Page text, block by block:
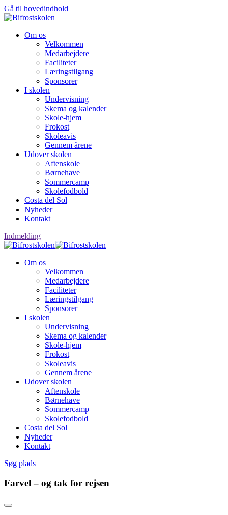
Gå til hovedindhold
Om os
Velkommen
Medarbejdere
Faciliteter
Læringstilgang
Sponsorer
I skolen
Undervisning
Skema og kalender
Skole-hjem
Frokost
Skoleavis
Gennem årene
Udover skolen
Aftenskole
Børnehave
Sommercamp
Skolefodbold
Costa del Sol
Nyheder
Kontakt
Indmelding
Om os
Velkommen
Medarbejdere
Faciliteter
Læringstilgang
Sponsorer
I skolen
Undervisning
Skema og kalender
Skole-hjem
Frokost
Skoleavis
Gennem årene
Udover skolen
Aftenskole
Børnehave
Sommercamp
Skolefodbold
Costa del Sol
Nyheder
Kontakt
Søg plads
Farvel – og tak for rejsen